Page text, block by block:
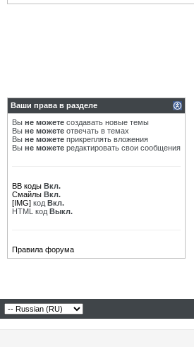
Ваши права в разделе
Вы не можете создавать новые темы
Вы не можете отвечать в темах
Вы не можете прикреплять вложения
Вы не можете редактировать свои сообщения
BB коды Вкл.
Смайлы Вкл.
[IMG] код Вкл.
HTML код Выкл.
Правила форума